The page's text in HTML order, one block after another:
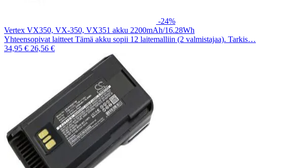
-24%
Vertex VX350, VX-350, VX351 akku 2200mAh/16.28Wh
Yhteensopivat laitteet Tämä akku sopii 12 laitemalliin (2 valmistajaa). Tarkis…
34,95 € 26,56 €